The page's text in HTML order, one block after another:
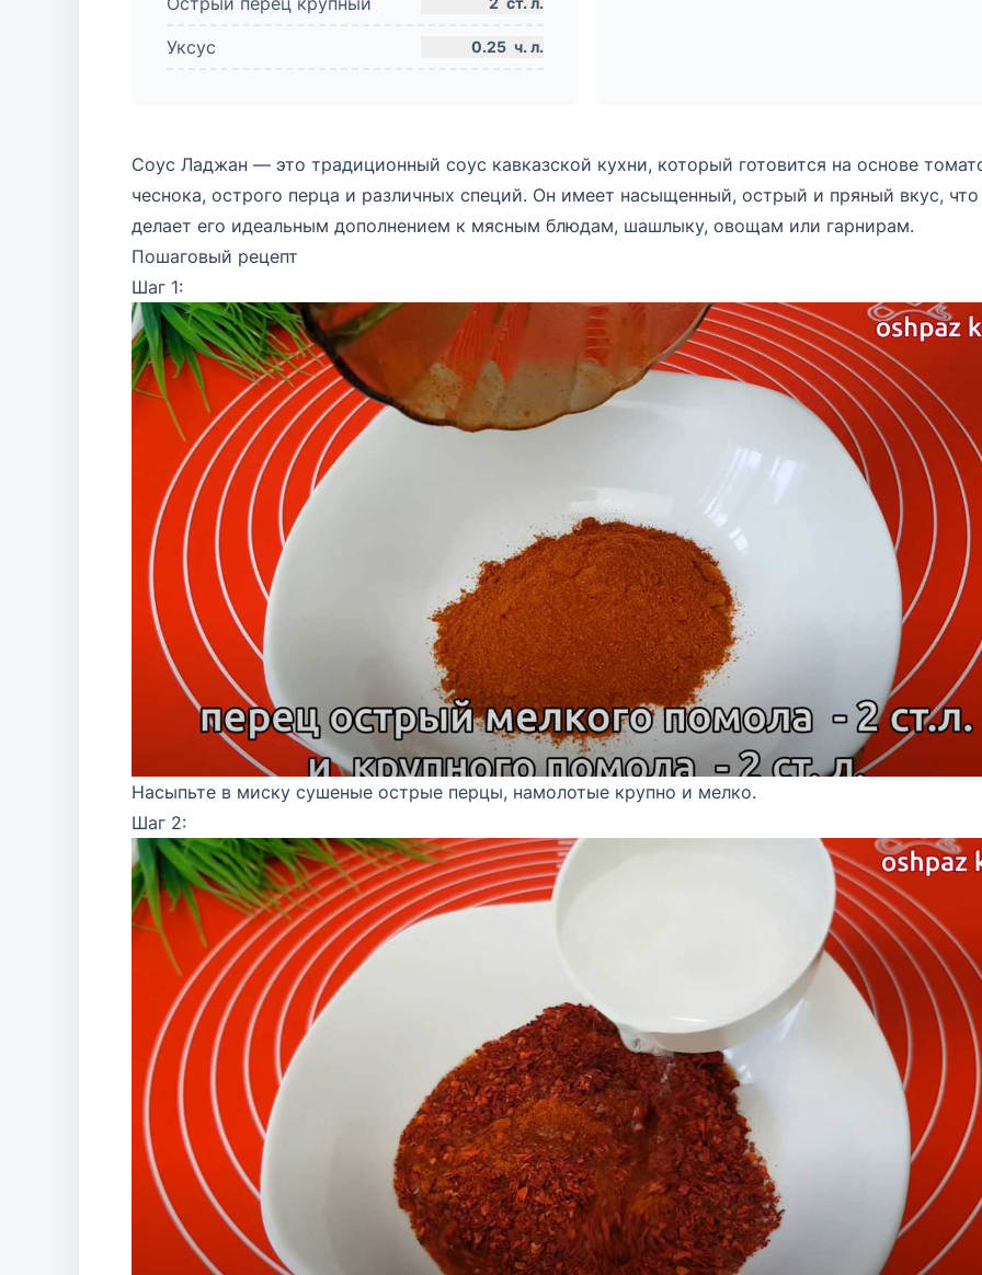
Уксус 0.25 ч. л.
Соус Ладжан — это традиционный соус кавказской кухни, который готовится на основе
чеснока, острого перца и различных специй. Он имеет насыщенный, острый и пряный вкус, что
делает его идеальным дополнением к мясным блюдам, шашлыку, овощам или гарнирам.
Пошаговый рецепт
Шаг 1:
Насыпьте в миску сушеные острые перцы, намолотые крупно и мелко.
Шаг 2: